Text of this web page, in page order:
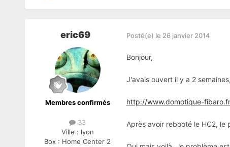
eric69
Membres confirmés
33
Ville : lyon
Box : Home Center 2
Posté(e) le 26 janvier 2014
Bonjour,
J'avais ouvert il y a 2
http://www.domotique-
Après avoir rebooté le HC2,